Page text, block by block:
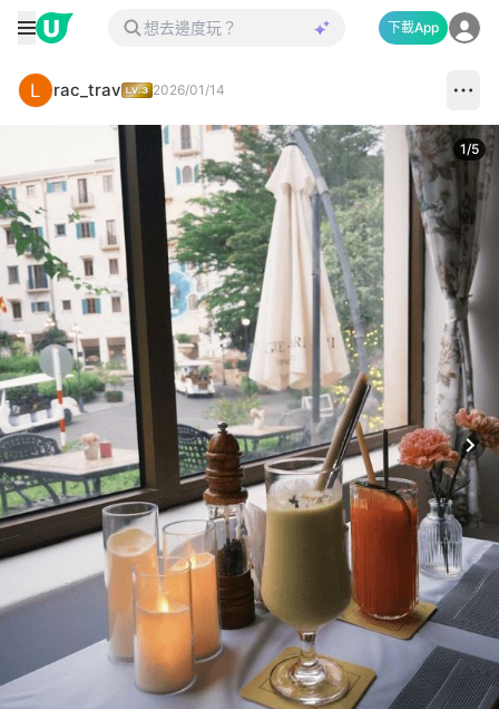
下載App
rac_trav 2026/01/14
1/5